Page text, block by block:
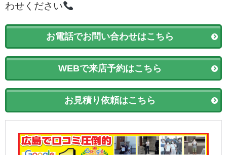
わせください
お電話でお問い合わせはこちら
WEBで来店予約はこちら
お見積り依頼はこちら